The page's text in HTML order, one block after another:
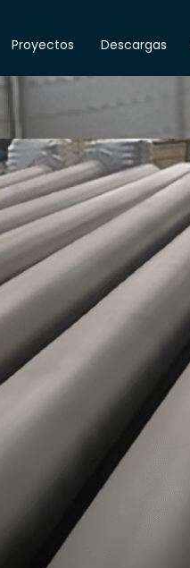
Proyectos Descargas